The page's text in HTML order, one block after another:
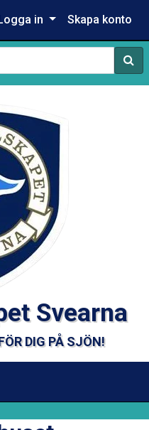
in Skapa konto
Sök
Svearna
DIG PÅ SJÖN!